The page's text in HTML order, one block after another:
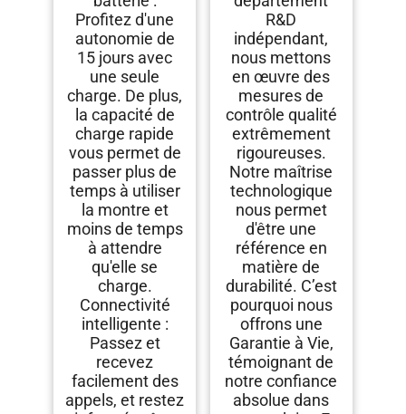
Profitez d'une
autonomie de
15 jours avec
une seule
charge. De plus,
la capacité de
charge rapide
vous permet de
passer plus de
temps à utiliser
la montre et
moins de temps
à attendre
qu'elle se
charge.
Connectivité
intelligente :
Passez et
recevez
facilement des
appels, et restez
R&D
indépendant,
nous mettons
en œuvre des
mesures de
contrôle qualité
extrêmement
rigoureuses.
Notre maîtrise
technologique
nous permet
d'être une
référence en
matière de
durabilité. C’est
pourquoi nous
offrons une
Garantie à Vie,
témoignant de
notre confiance
absolue dans